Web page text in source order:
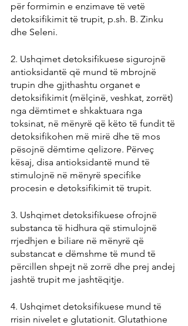
për formimin e enzimave të vetë
detoksifikimit të trupit, p.sh. B. Zinku
dhe Seleni.
2. Ushqimet detoksifikuese sigurojnë
antioksidantë që mund të mbrojnë
trupin dhe gjithashtu organet e
detoksifikimit (mëlçinë, veshkat, zorrët)
nga dëmtimet e shkaktuara nga
toksinat, në mënyrë që këto të fundit të
detoksifikohen më mirë dhe të mos
pësojnë dëmtime qelizore. Përveç
kësaj, disa antioksidantë mund të
stimulojnë në mënyrë specifike
procesin e detoksifikimit të trupit.
3. Ushqimet detoksifikuese ofrojnë
substanca të hidhura që stimulojnë
rrjedhjen e biliare në mënyrë që
substancat e dëmshme të mund të
përcillen shpejt në zorrë dhe prej andej
jashtë trupit me jashtëqitje.
4. Ushqimet detoksifikuese mund të
rrisin nivelet e glutationit. Glutathione